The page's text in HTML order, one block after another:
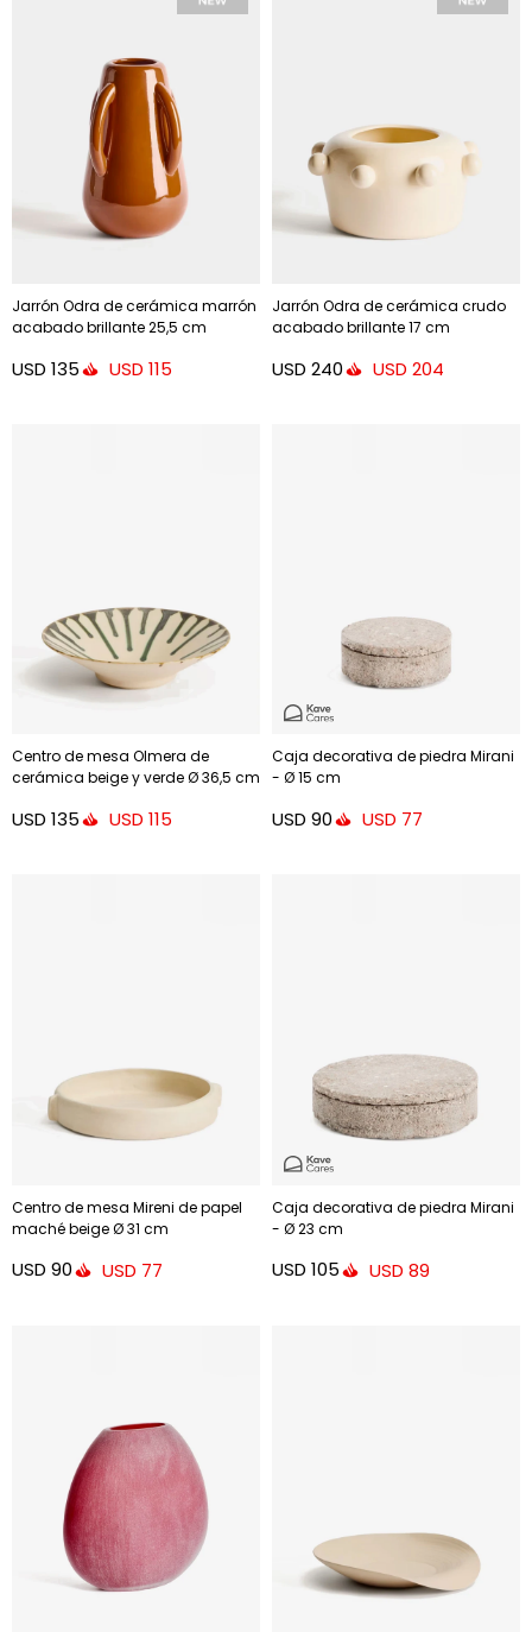
Jarrón Odra de cerámica marrón
acabado brillante 25,5 cm
USD 135 USD 115
Jarrón Odra de cerámica crudo
acabado brillante 17 cm
USD 240 USD 204
Centro de mesa Olmera de
cerámica beige y verde Ø 36,5 cm
USD 135 USD 115
Caja decorativa de piedra Mirani
- Ø 15 cm
USD 90 USD 77
Centro de mesa Mireni de papel
maché beige Ø 31 cm
USD 90 USD 77
Caja decorativa de piedra Mirani
- Ø 23 cm
USD 105 USD 89